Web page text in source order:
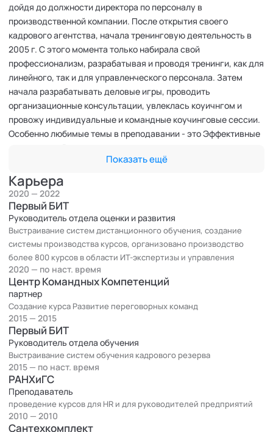
дойдя до должности директора по персоналу в
производственной компании. После открытия своего
кадрового агентства, начала тренинговую деятельность в
2005 г. С этого момента только набирала свой
профессионализм, разрабатывая и проводя тренинги, как для
линейного, так и для управленческого персонала. Затем
начала разрабатывать деловые игры, проводить
организационные консультации, увлеклась коуичнгом и
провожу индивидуальные и командные коучинговые сессии.
Особенно любимые темы в преподавании - это Эффективные
стрессменеджмент, Личная эффективность, тайм-
менеджмент и т.п.
Разрабатываю и провожу деловые игры и бизнес-симуляции
от 20 до 500 человек.
Как методолог разрабатывала такие тренинги, как
Целеполагание, Формирование эффективных команд,
Функция диагностики сотрудников на стратегическом и
операционном уровне, Международные переговоры,
Эффективные переговоры, Переговоры для HR и другие
Как методолог постоянно разрабатываю онлайн курсы. На
данный момент разработаны и проводятся курсы:
Переговоры. Лучшие практики, Развитие переговорных
команд, Управленческие навыки, Как создать бизнес-модель
своей карьеры, Как обучаться и обучать, Как формировать
Индивидуальный План Развития и другие...
Показать ещё
Карьера
Первый БИТ
Руководитель отдела оценки и развития
Выстраивание систем дистанционного обучения, создание
системы производства курсов, организовано производство
более 800 курсов в области ИТ-экспертизы и управления
2020 — 2022
Центр Командных Компетенций
партнер
Создание курса Развитие переговорных команд
2020 — по наст. время
Первый БИТ
Руководитель отдела обучения
Выстраивание систем обучения кадрового резерва
2015 — 2015
Сантехкомплект
2010 — 2010
РАНХиГС
Преподаватель
проведение курсов для HR и для руководителей предприятий
2015 — по наст. время